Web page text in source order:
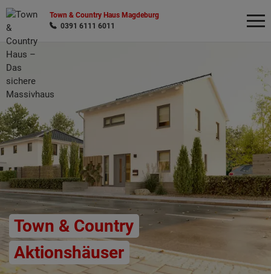
Town & Country Haus Magdeburg
0391 6111 6011
Town & Country
Aktionshäuser
Wonach möchten Sie suchen?